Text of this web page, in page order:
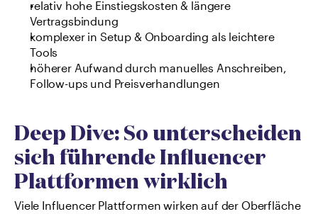
relativ hohe Einstiegskosten & längere
Vertragsbindung
komplexer in Setup & Onboarding als leichtere
Tools
höherer Aufwand durch manuelles Anschreiben,
Follow-ups und Preisverhandlungen
Deep Dive: So unterscheiden
sich führende Influencer
Plattformen wirklich
Viele Influencer Plattformen wirken auf der Oberfläche